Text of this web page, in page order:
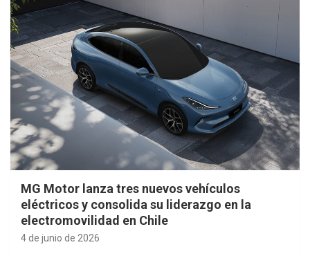
MG Motor lanza tres nuevos vehículos
eléctricos y consolida su liderazgo en la
electromovilidad en Chile
4 de junio de 2026